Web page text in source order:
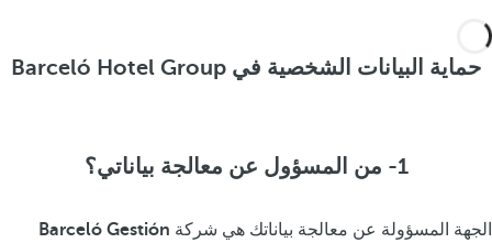
حماية البيانات الشخصية في Barceló Hotel Group
1- من المسؤول عن معالجة بياناتي؟
الجهة المسؤولة عن معالجة بياناتك هي شركة Barceló Gestión